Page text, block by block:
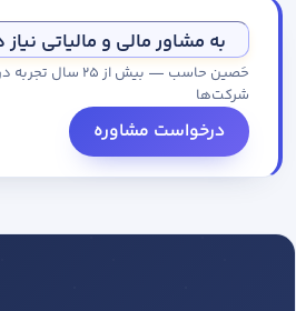
به مشاور مالی و مالیاتی نیاز
حَصین حاسب — بیش از
شرکت‌ها
درخواست مشاوره